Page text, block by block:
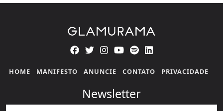
HOME MANIFESTO ANUNCIE CONTATO PRIVACIDADE
Newsletter